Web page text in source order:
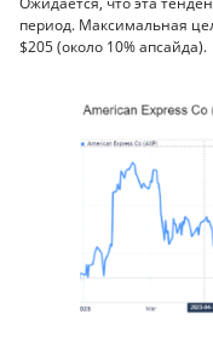
период. Максимальная
$205 (около 10% апсайда).